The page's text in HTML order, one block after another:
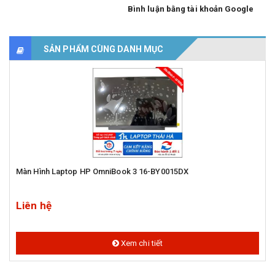
Bình luận bằng tài khoản Google
SẢN PHẨM CÙNG DANH MỤC
Màn Hình Laptop HP OmniBook 3 16-BY0015DX
Liên hệ
Xem chi tiết